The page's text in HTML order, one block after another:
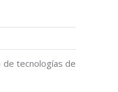
tecnologías de